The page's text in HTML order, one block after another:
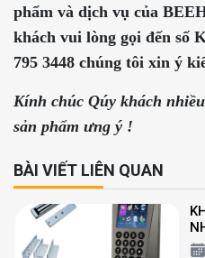
phẩm và dịch vụ của
khách vui lòng gọi đến số
795 3448 chúng tôi xin ý
Kính chúc Qúy khách
sản phẩm ưng ý !
BÀI VIẾT LIÊN QUAN